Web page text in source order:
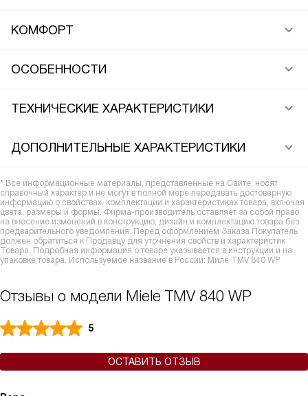
КОМФОРТ
ОСОБЕННОСТИ
ТЕХНИЧЕСКИЕ ХАРАКТЕРИСТИКИ
ДОПОЛНИТЕЛЬНЫЕ ХАРАКТЕРИСТИКИ
* Все информационные материалы, представленные на Сайте, носят
справочный характер и не могут в полной мере передавать достоверную
информацию о свойствах, комплектации и характеристиках товара, включая
цвета, размеры и формы. Фирма-производитель оставляет за собой право
на внесение изменений в конструкцию, дизайн и комплектацию товара без
предварительного уведомления. Перед оформлением Заказа Покупатель
должен обратиться к Продавцу для уточнения свойств и характеристик
Товара. Подробная информация о товаре указывается в инструкции и на
упаковке товара. Используемое название в России: Миле TMV 840 WP
Отзывы о модели Miele TMV 840 WP
5
ОСТАВИТЬ ОТЗЫВ